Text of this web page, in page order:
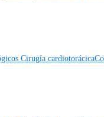
Cirugía cardiotorácica